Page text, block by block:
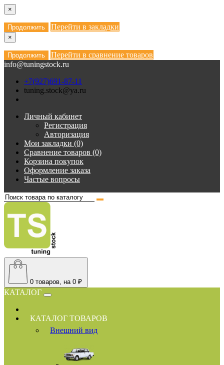
×
Продолжить Перейти в закладки
×
Продолжить
Перейти в сравнение товаров
info@tuningstock.ru
+7(927)691-87-11
tuning.stock@ya.ru
Личный кабинет
Регистрация
Авторизация
Мои закладки (0)
Сравнение товаров (0)
Корзина покупок
Оформление заказа
Частые вопросы
0 товаров, на 0 ₽
КАТАЛОГ
КАТАЛОГ ТОВАРОВ
Внешний вид